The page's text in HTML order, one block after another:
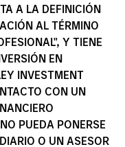
A LA DEFINICIÓN
AL TÉRMINO
Y TIENE
EN
INVESTMENT
CON UN
PUEDA PONERSE
O UN ASESOR